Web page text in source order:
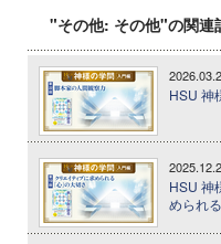
"その他: その他"の関連
HSU 神
HSU 神
められ